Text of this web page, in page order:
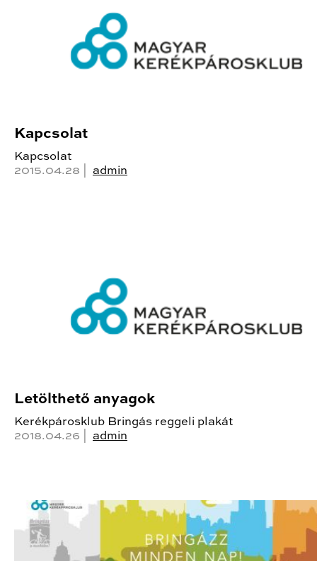
Kapcsolat
Kapcsolat
2015.04.28 | admin
Letölthető anyagok
Kerékpárosklub Bringás reggeli plakát
2018.04.26 | admin